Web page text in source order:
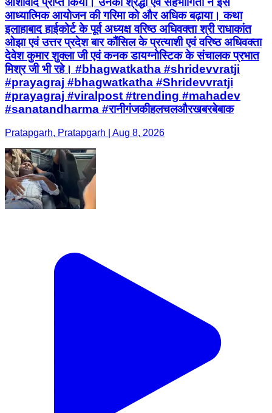
आध्यात्मिक आयोजन की गरिमा को और अधिक बढ़ाया। कथा
इलाहाबाद हाईकोर्ट के पूर्व अध्यक्ष वरिष्ठ अधिवक्ता श्री राधाकांत
ओझा एवं उत्तर प्रदेश बार कौंसिल के प्रत्याशी एवं वरिष्ठ अधिवक्ता
देवेश कुमार शुक्ला जी एवं कनक डायग्नोस्टिक के संचालक प्रभात
मिश्र जी भी रहे। #bhagwatkatha #shridevvratji
#prayagraj #bhagwatkatha #Shridevvratji
#prayagraj #viralpost #trending #mahadev
#sanatandharma #रानीगंजकीहलचलऔरखबरबेबाक
Pratapgarh, Pratapgarh | Aug 8, 2026